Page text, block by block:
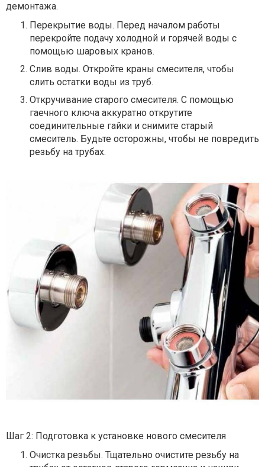
демонтажа.
Перекрытие воды. Перед началом работы
перекройте подачу холодной и горячей воды с
помощью шаровых кранов.
Слив воды. Откройте краны смесителя, чтобы
слить остатки воды из труб.
Откручивание старого смесителя. С помощью
гаечного ключа аккуратно открутите
соединительные гайки и снимите старый
смеситель. Будьте осторожны, чтобы не повредить
резьбу на трубах.
Шаг 2: Подготовка к установке нового смесителя
Очистка резьбы. Тщательно очистите резьбу на